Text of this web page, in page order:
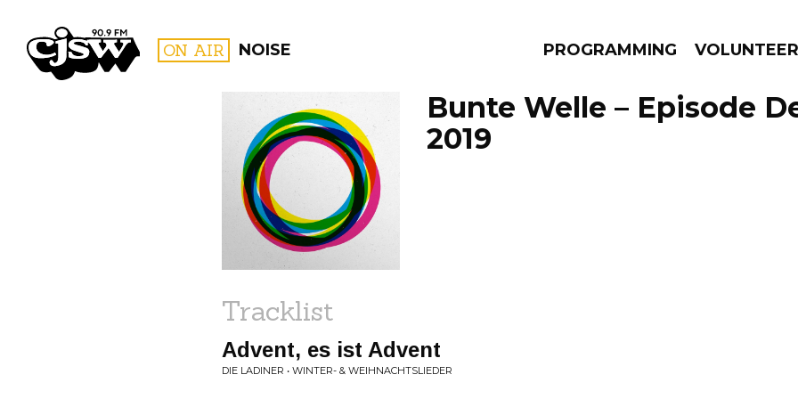
CJSW ON AIR NOISE PROGRAMMING VOLUNTEER
FILTER BY:
PROGRAMS
Bunte Welle – Episode
2019
Tracklist
Advent, es ist Advent
DIE LADINER • WINTER- & WEIHNACHTSLIEDER